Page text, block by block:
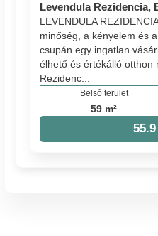
Levendula Rezidencia,
LEVENDULA
minőség, a kényelem és
csupán egy ingatlan
élhető és értékálló otthon
Rezidenc...
Belső terület
59 m²